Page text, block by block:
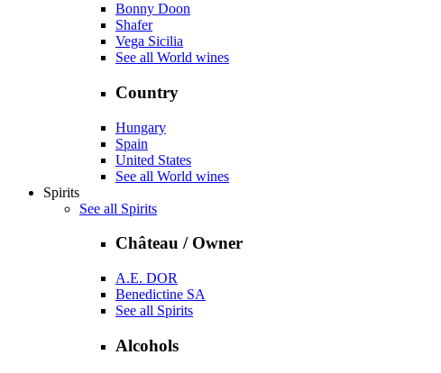
Bonny Doon
Shafer
Vega Sicilia
See all World wines
Country
Hungary
Spain
United States
See all World wines
Spirits
See all Spirits
Château / Owner
A.E. DOR
Benedictine SA
See all Spirits
Alcohols